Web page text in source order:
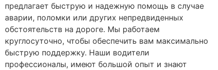
предлагает быструю и надежную помощь в случае
аварии, поломки или других непредвиденных
обстоятельств на дороге. Мы работаем
круглосуточно, чтобы обеспечить вам максимально
быструю поддержку. Наши водители
профессионалы, имеют большой опыт и знают